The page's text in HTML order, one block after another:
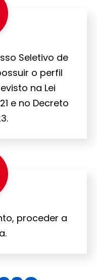
Seletivo de
o perfil
na Lei
e no Decreto
proceder a